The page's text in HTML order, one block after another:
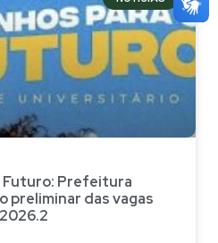
Futuro: Prefeitura
preliminar das vagas